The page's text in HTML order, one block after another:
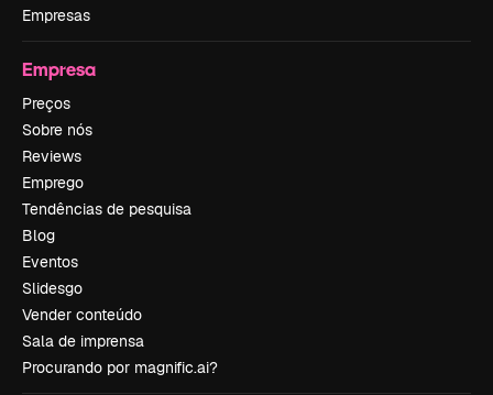
Empresas
Empresa
Preços
Sobre nós
Reviews
Emprego
Tendências de pesquisa
Blog
Eventos
Slidesgo
Vender conteúdo
Sala de imprensa
Procurando por magnific.ai?